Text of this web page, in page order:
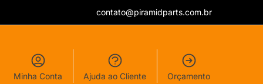
contato@piramidparts.com.br
Minha Conta Ajuda ao Cliente Orçamento